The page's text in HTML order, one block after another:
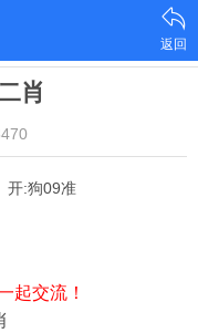
返回
肖
开:狗09准
起交流！